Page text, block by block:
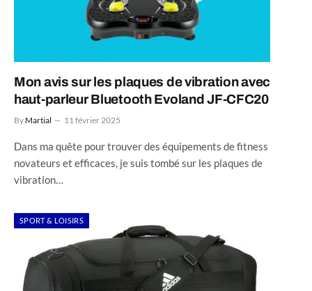
Mon avis sur les plaques de vibration avec
haut-parleur Bluetooth Evoland ‎JF-CFC20
By Martial 11 février 2025
Dans ma quête pour trouver des équipements de fitness
novateurs et efficaces, je suis tombé sur les plaques de
vibration…
SPORT & LOISIRS